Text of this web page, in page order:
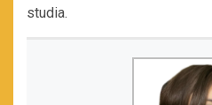
studia.